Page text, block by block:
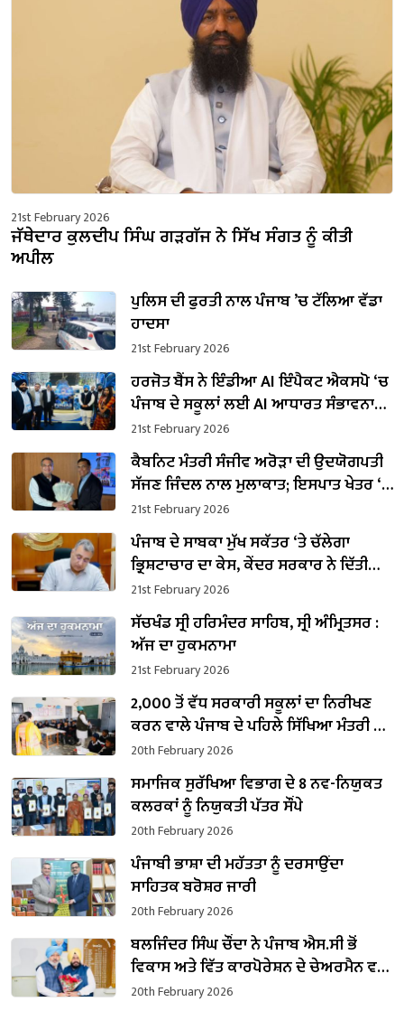
21st February 2026
ਜੱਥੇਦਾਰ ਕੁਲਦੀਪ ਸਿੰਘ ਗੜਗੱਜ ਨੇ ਸਿੱਖ ਸੰਗਤ ਨੂੰ ਕੀਤੀ
ਅਪੀਲ
ਪੁਲਿਸ ਦੀ ਫੁਰਤੀ ਨਾਲ ਪੰਜਾਬ ’ਚ ਟੱਲਿਆ ਵੱਡਾ
ਹਾਦਸਾ
21st February 2026
ਹਰਜੋਤ ਬੈਂਸ ਨੇ ਇੰਡੀਆ AI ਇੰਪੈਕਟ ਐਕਸਪੋ ‘ਚ
ਪੰਜਾਬ ਦੇ ਸਕੂਲਾਂ ਲਈ AI ਆਧਾਰਤ ਸੰਭਾਵਨਾਵਾਂ
ਨੂੰ ਤਲਾਸ਼ਿਆ
21st February 2026
ਕੈਬਨਿਟ ਮੰਤਰੀ ਸੰਜੀਵ ਅਰੋੜਾ ਦੀ ਉਦਯੋਗਪਤੀ
ਸੱਜਣ ਜਿੰਦਲ ਨਾਲ ਮੁਲਾਕਾਤ; ਇਸਪਾਤ ਖੇਤਰ ‘ਚ
₹1,500 ਕਰੋੜ ਨਿਵੇਸ਼ ਦਾ ਐਲਾਨ
21st February 2026
ਪੰਜਾਬ ਦੇ ਸਾਬਕਾ ਮੁੱਖ ਸਕੱਤਰ ‘ਤੇ ਚੱਲੇਗਾ
ਭ੍ਰਿਸ਼ਟਾਚਾਰ ਦਾ ਕੇਸ, ਕੇਂਦਰ ਸਰਕਾਰ ਨੇ ਦਿੱਤੀ
ਪ੍ਰਵਾਨਗੀ
21st February 2026
ਸੱਚਖੰਡ ਸ੍ਰੀ ਹਰਿਮੰਦਰ ਸਾਹਿਬ, ਸ੍ਰੀ ਅੰਮ੍ਰਿਤਸਰ :
ਅੱਜ ਦਾ ਹੁਕਮਨਾਮਾ
21st February 2026
2,000 ਤੋਂ ਵੱਧ ਸਰਕਾਰੀ ਸਕੂਲਾਂ ਦਾ ਨਿਰੀਖਣ
ਕਰਨ ਵਾਲੇ ਪੰਜਾਬ ਦੇ ਪਹਿਲੇ ਸਿੱਖਿਆ ਮੰਤਰੀ ਬਣੇ
ਹਰਜੋਤ ਸਿੰਘ ਬੈਂਸ
20th February 2026
ਸਮਾਜਿਕ ਸੁਰੱਖਿਆ ਵਿਭਾਗ ਦੇ 8 ਨਵ-ਨਿਯੁਕਤ
ਕਲਰਕਾਂ ਨੂੰ ਨਿਯੁਕਤੀ ਪੱਤਰ ਸੌਂਪੇ
20th February 2026
ਪੰਜਾਬੀ ਭਾਸ਼ਾ ਦੀ ਮਹੱਤਤਾ ਨੂੰ ਦਰਸਾਉਂਦਾ
ਸਾਹਿਤਕ ਬਰੋਸ਼ਰ ਜਾਰੀ
20th February 2026
ਬਲਜਿੰਦਰ ਸਿੰਘ ਚੌਂਦਾ ਨੇ ਪੰਜਾਬ ਐਸ.ਸੀ ਭੋਂ
ਵਿਕਾਸ ਅਤੇ ਵਿੱਤ ਕਾਰਪੋਰੇਸ਼ਨ ਦੇ ਚੇਅਰਮੈਨ ਵਜੋਂ
ਸੰਭਾਲਿਆ ਕਾਰਜਭਾਰ
20th February 2026